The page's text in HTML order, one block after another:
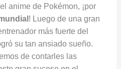
anime de Pokémon, ¡por
! Luego de una gran
más fuerte del
su tan ansiado sueño.
de contarles las